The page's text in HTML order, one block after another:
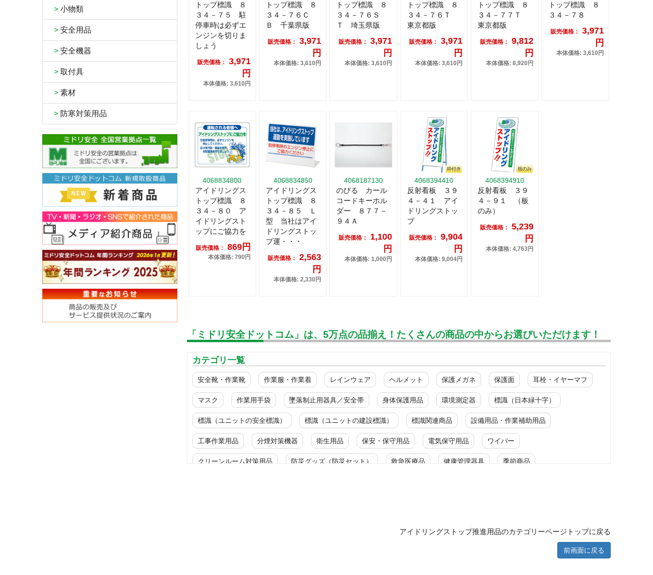
> 小物類
> 安全用品
> 安全機器
> 取付具
> 素材
> 防寒対策用品
トップ標識 ８
３４－７５ 駐
停車時は必ずエ
ンジンを切りま
しょう
販売価格：
3,971
円
本体価格: 3,610円
トップ標識 ８
３４－７６Ｃ
Ｂ 千葉県版
販売価格：
3,971
円
本体価格: 3,610円
トップ標識 ８
３４－７６Ｓ
Ｔ 埼玉県版
販売価格：
3,971
円
本体価格: 3,610円
トップ標識 ８
３４－７６Ｔ
東京都版
販売価格：
3,971
円
本体価格: 3,610円
トップ標識 ８
３４－７７Ｔ
東京都版
販売価格：
9,812
円
本体価格: 8,920円
トップ標識 ８
３４－７８
販売価格：
3,971
円
本体価格: 3,610円
4068834800
アイドリングス
トップ標識 ８
３４－８０ ア
イドリングスト
ップにご協力を
販売価格： 869円
本体価格: 790円
4068834850
アイドリングス
トップ標識 ８
３４－８５ Ｌ
型 当社はアイ
ドリングストッ
プ運・・・
販売価格：
2,563
円
本体価格: 2,330円
4068187130
のびる カール
コードキーホル
ダー ８７７－
９４Ａ
販売価格：
1,100
円
本体価格: 1,000円
4068394410
反射看板 ３９
４－４１ アイ
ドリングストッ
プ
販売価格：
9,904
円
本体価格: 9,004円
4068394910
反射看板 ３９
４－９１ （板
のみ）
販売価格：
5,239
円
本体価格: 4,763円
「ミドリ安全ドットコム」は、5万点の品揃え！たくさんの商品の中からお選びいただけます！
カテゴリ一覧
安全靴・作業靴 作業服・作業着 レインウェア ヘルメット 保護メガネ 保護面 耳栓・イヤーマフ
マスク 作業用手袋 墜落制止用器具／安全帯 身体保護用品 環境測定器 標識（日本緑十字）
標識（ユニットの安全標識） 標識（ユニットの建設標識） 標識関連商品 設備用品・作業補助用品
工事作業用品 分煙対策機器 衛生用品 保安・保守用品 電気保守用品 ワイパー
クリーンルーム対策用品 防災グッズ（防災セット） 救急医療品 健康管理器具 季節商品
アイドリングストップ推進用品のカテゴリーページトップに戻る
前画面に戻る